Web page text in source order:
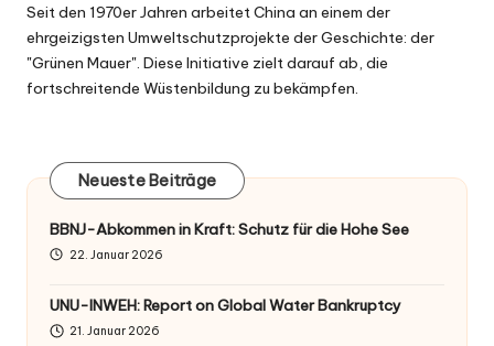
Seit den 1970er Jahren arbeitet China an einem der
ehrgeizigsten Umweltschutzprojekte der Geschichte: der
"Grünen Mauer". Diese Initiative zielt darauf ab, die
fortschreitende Wüstenbildung zu bekämpfen.
Neueste Beiträge
BBNJ-Abkommen in Kraft: Schutz für die Hohe See
22. Januar 2026
UNU-INWEH: Report on Global Water Bankruptcy
21. Januar 2026